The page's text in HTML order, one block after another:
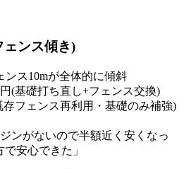
ンス傾き)
ンス10mが全体的に傾斜
(基礎打ち直し+フェンス交換)
存フェンス再利用・基礎のみ補強)
ンがないので半額近く安くなっ
安心できた」